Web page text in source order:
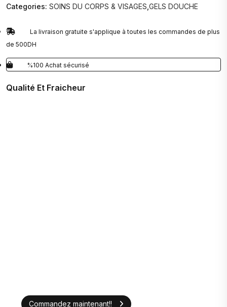
Categories: SOINS DU CORPS & VISAGES GELS DOUCHE
La livraison gratuite s'applique à toutes les commandes de plus
de 500DH
%100 Achat sécurisé
Qualité Et Fraicheur
Commandez maintenant!!